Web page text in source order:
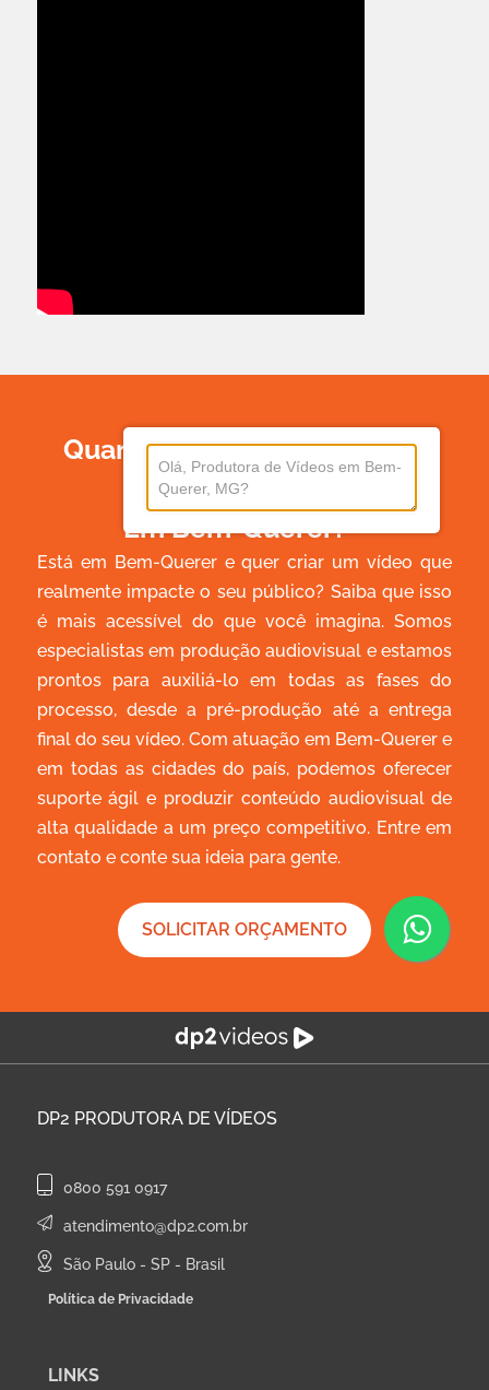
Quanto Custa Produzir Um
Vídeo
Em Bem-Querer?
Está em Bem-Querer e quer criar um vídeo que
realmente impacte o seu público? Saiba que isso
é mais acessível do que você imagina. Somos
especialistas em produção audiovisual e estamos
prontos para auxiliá-lo em todas as fases do
processo, desde a pré-produção até a entrega
final do seu vídeo. Com atuação em Bem-Querer e
em todas as cidades do país, podemos oferecer
suporte ágil e produzir conteúdo audiovisual de
alta qualidade a um preço competitivo. Entre em
contato e conte sua ideia para gente.
SOLICITAR ORÇAMENTO
DP2 PRODUTORA DE VÍDEOS
0800 591 0917
atendimento@dp2.com.br
São Paulo - SP - Brasil
Política de Privacidade
LINKS